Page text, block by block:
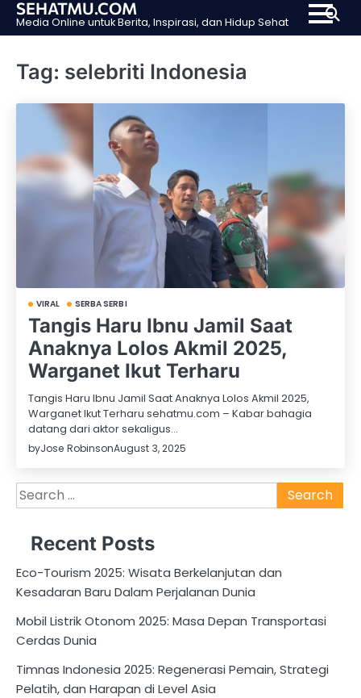
SkipSEHATMU.COM
Media Online untuk Berita, Inspirasi, dan Hidup Sehat
Tag: selebriti Indonesia
VIRAL SERBA SERBI
Tangis Haru Ibnu Jamil Saat
Anaknya Lolos Akmil 2025,
Warganet Ikut Terharu
Tangis Haru Ibnu Jamil Saat Anaknya Lolos Akmil 2025,
Warganet Ikut Terharu sehatmu.com – Kabar bahagia
datang dari aktor sekaligus…
byJose RobinsonAugust 3, 2025
Search
for:
Recent Posts
Eco-Tourism 2025: Wisata Berkelanjutan dan
Kesadaran Baru Dalam Perjalanan Dunia
Mobil Listrik Otonom 2025: Masa Depan Transportasi
Cerdas Dunia
Timnas Indonesia 2025: Regenerasi Pemain, Strategi
Pelatih, dan Harapan di Level Asia